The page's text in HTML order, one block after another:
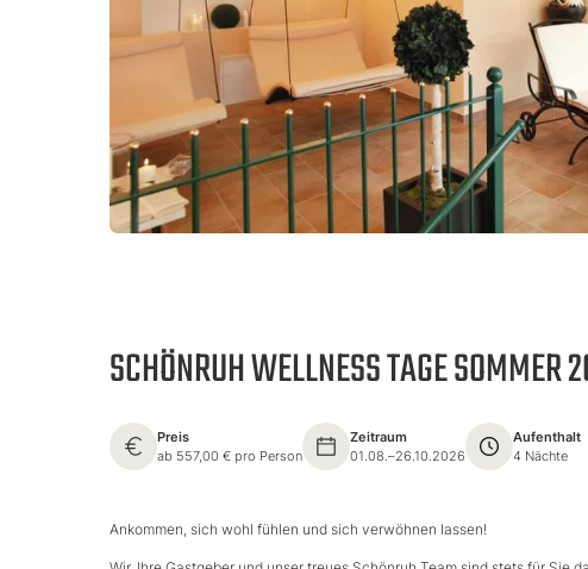
SCHÖNRUH WELLNESS TAGE SOMMER
Preis
ab 557,00 € pro Person
Zeitraum
01.08.–26.10.2026
Aufenthalt
4 Nächte
Ankommen, sich wohl fühlen und sich verwöhnen lassen!